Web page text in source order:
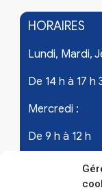
HORAIRES
Lundi, Mardi,
De 14 h à 17 h
Mercredi :
De 9 h à 12 h
Samedi - les